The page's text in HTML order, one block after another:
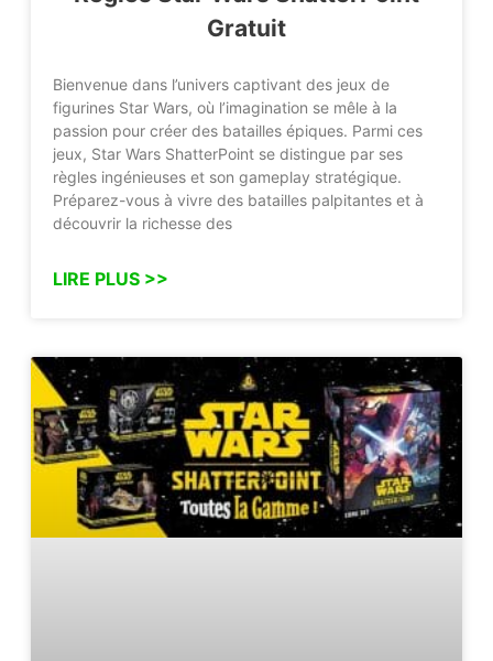
Gratuit
Bienvenue dans l’univers captivant des jeux de
figurines Star Wars, où l’imagination se mêle à la
passion pour créer des batailles épiques. Parmi ces
jeux, Star Wars ShatterPoint se distingue par ses
règles ingénieuses et son gameplay stratégique.
Préparez-vous à vivre des batailles palpitantes et à
découvrir la richesse des
LIRE PLUS >>